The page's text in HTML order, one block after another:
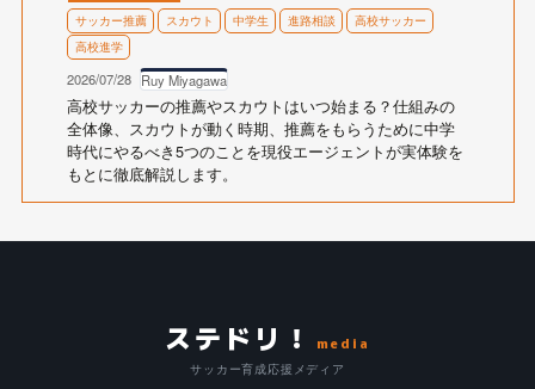
サッカー推薦 スカウト 中学生 進路相談
高校サッカー
高校進学
2026/07/28 Ruy Miyagawa
高校サッカーの推薦やスカウトはいつ始まる？仕組みの
全体像、スカウトが動く時期、推薦をもらうために中学
時代にやるべき5つのことを現役エージェントが実体験を
もとに徹底解説します。
ステドリ！ media
サッカー育成応援メディア